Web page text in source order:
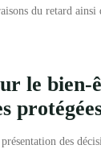
du retard
le bien-
des